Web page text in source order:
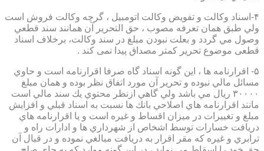
۴-اسناد وكالت و تفويض وكالت اتومبيل ، گرچه وكالت فروش است
ولي طبق همان تعرفه مصوب ، حق التحرير آن همانند سند قطعي
وصول مي گردد و بعلت نبودن مبلغ در سند وكالت، برخلاف اسناد
قطعی موضوع تحریر کمتر مصداق پیدا نمی کند .
۵- اقرارنامه ها ، اين گونه اسناد گاه صرفا اقرارنامه است و حاوي
مسائل مالي نبوده و تحرير آن مورد اتفاق نظر بوده و همان مبلغ
۳۰۰۰۰ ريال مي باشد ولي گاهي ازنظر محتوي يك سند مالي است
مانند اقرارنامه هاي اصلاحي بانك ها نسبت به اسناد قبلي و افزايش
مبلغ و تغييرات در ميزان اقساط و غيره است و يا اقرارنامه هاي
دريافت خسارات توسط اشخاص از شهرداري ها و ادارات راه و
ترابري و غيره كه مقر اقرار به دريافت مبالغي نموده و در قبال آن